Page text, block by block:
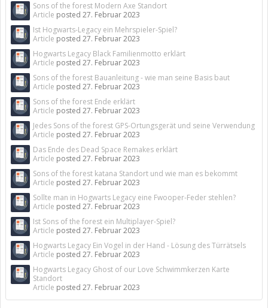
Sons of the forest Modern Axe Standort
Article posted 27. Februar 2023
Ist Hogwarts-Legacy ein Mehrspieler-Spiel?
Article posted 27. Februar 2023
Hogwarts Legacy Black Familienmotto erklärt
Article posted 27. Februar 2023
Sons of the forest Bauanleitung - wie man seine Basis baut
Article posted 27. Februar 2023
Sons of the forest Ende erklärt
Article posted 27. Februar 2023
Jedes Sons of the forest GPS-Ortungsgerät und seine Verwendung
Article posted 27. Februar 2023
Das Ende des Dead Space Remakes erklärt
Article posted 27. Februar 2023
Sons of the forest katana Standort und wie man es bekommt
Article posted 27. Februar 2023
Sollte man in Hogwarts Legacy eine Fwooper-Feder stehlen?
Article posted 27. Februar 2023
Ist Sons of the forest ein Multiplayer-Spiel?
Article posted 27. Februar 2023
Hogwarts Legacy Ein Vogel in der Hand - Lösung des Türrätsels
Article posted 27. Februar 2023
Hogwarts Legacy Ghost of our Love Schwimmkerzen Karte
Standort
Article posted 27. Februar 2023